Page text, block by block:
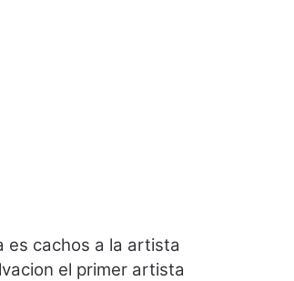
es cachos a la artista
el primer artista